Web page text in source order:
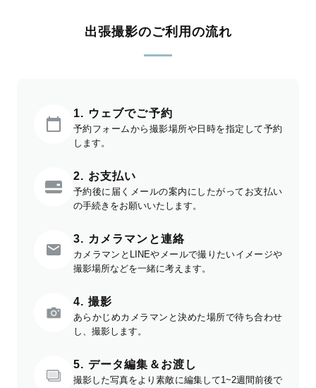
出張撮影のご利用の流れ
1. ウェブでご予約
予約フォームから撮影場所や日時を指定して予約
します。
2. お支払い
予約後に届くメールの案内にしたがってお支払い
の手続きをお願いいたします。
3. カメラマンと連絡
カメラマンとLINEやメールで撮りたいイメージや
撮影場所などを一緒に考えます。
4. 撮影
あらかじめカメラマンと決めた場所で待ち合わせ
し、撮影します。
5. データ編集＆お渡し
撮影した写真をより素敵に編集して1~2週間前後で